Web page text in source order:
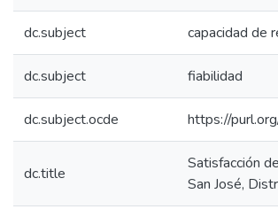
dc.subject capacidad de
dc.subject fiabilidad
dc.subject.ocde https://
dc.title
Satisfacción
San José,